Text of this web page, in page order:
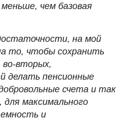
чем базовая
на мой
то, чтобы сохранить
вторых,
делать пенсионные
счета и так
максимального
и